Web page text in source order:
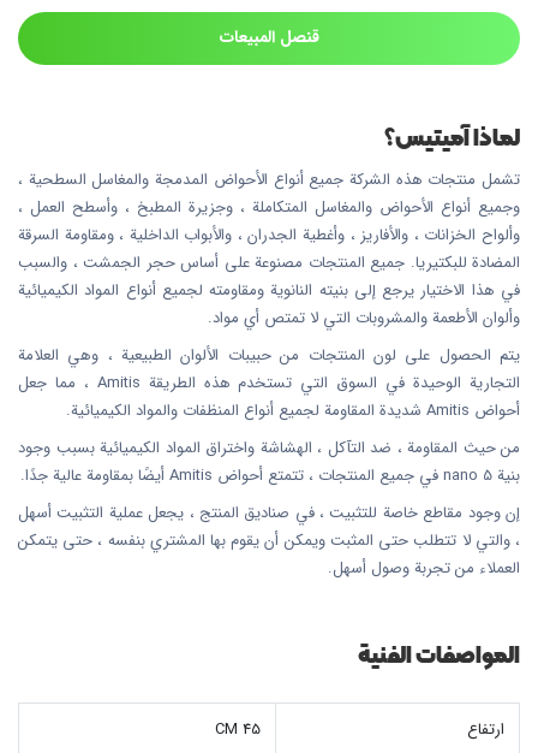
قنصل المبيعات
لماذا آميتيس؟
تشمل منتجات هذه الشركة جميع أنواع الأحواض المدمجة والمغاسل السطحية ،
وجميع أنواع الأحواض والمغاسل المتكاملة ، وجزيرة المطبخ ، وأسطح العمل ،
وألواح الخزانات ، والأفاريز ، وأغطية الجدران ، والأبواب الداخلية ، ومقاومة السرقة
المضادة للبكتيريا. جميع المنتجات مصنوعة على أساس حجر الجمشت ، والسبب
في هذا الاختيار يرجع إلى بنيته النانوية ومقاومته لجميع أنواع المواد الكيميائية
وألوان الأطعمة والمشروبات التي لا تمتص أي مواد.
يتم الحصول على لون المنتجات من حبيبات الألوان الطبيعية ، وهي العلامة
التجارية الوحيدة في السوق التي تستخدم هذه الطريقة Amitis ، مما جعل
أحواض Amitis شديدة المقاومة لجميع أنواع المنظفات والمواد الكيميائية.
من حيث المقاومة ، ضد التآكل ، الهشاشة واختراق المواد الكيميائية بسبب وجود
بنية nano 5 في جميع المنتجات ، تتمتع أحواض Amitis أيضًا بمقاومة عالية جدًا.
إن وجود مقاطع خاصة للتثبيت ، في صناديق المنتج ، يجعل عملية التثبيت أسهل
، والتي لا تتطلب حتى المثبت ويمكن أن يقوم بها المشتري بنفسه ، حتى يتمكن
العملاء من تجربة وصول أسهل.
المواصفات الفنية
ارتفاع 45 CM